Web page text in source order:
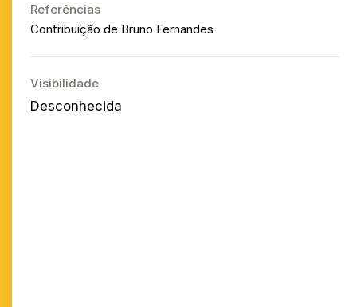
Referências
Contribuição de Bruno Fernandes
Visibilidade
Desconhecida